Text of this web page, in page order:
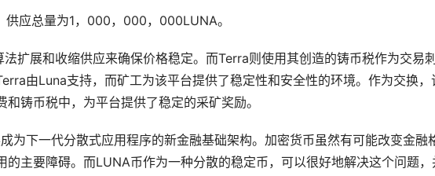
应总量为1，000，000，000LUNA。
扩展和收缩供应来确保价格稳定。而Terra则使用其创造的铸币税作为交易刺
由Luna支持，而矿工为该平台提供了稳定性和安全性的环境。作为交换，
铸币税中，为平台提供了稳定的采矿奖励。
为下一代分散式应用程序的新金融基础架构。加密货币虽然有可能改变金融
的主要障碍。而LUNA币作为一种分散的稳定币，可以很好地解决这个问题，